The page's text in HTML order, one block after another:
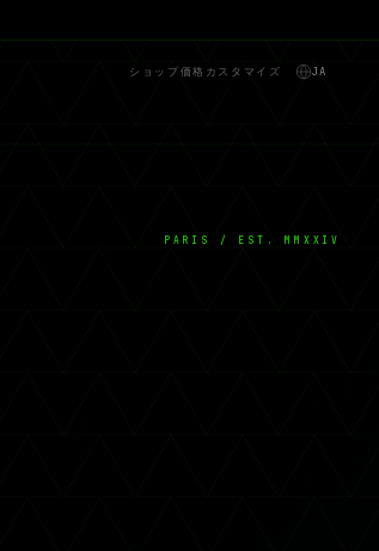
ショップ価格 カスタマイズ JA
PARIS / EST. MMXXIV